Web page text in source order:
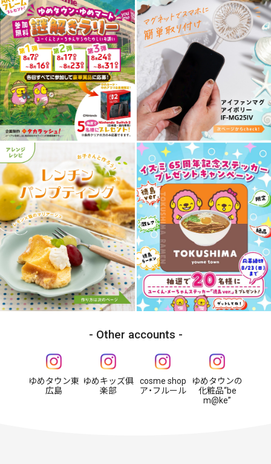
Other accounts
ゆめタウン東
広島
ゆめキッズ俱
楽部
cosme shop
ア・フルール
ゆめタウンの
化粧品“be
m@ke”